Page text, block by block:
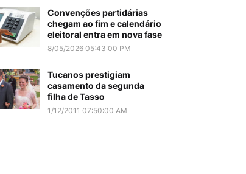
Convenções partidárias
chegam ao fim e calendário
eleitoral entra em nova fase
8/05/2026 05:43:00 PM
Tucanos prestigiam
casamento da segunda
filha de Tasso
1/12/2011 07:50:00 AM